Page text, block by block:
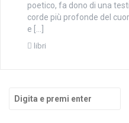
poetico, fa dono di una
corde più profonde del
e […]
libri